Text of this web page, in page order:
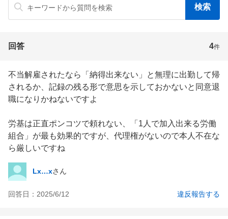
回答 4件
不当解雇されたなら「納得出来ない」と無理に出勤して帰
されるか、記録の残る形で意思を示しておかないと同意退
職になりかねないですよ
労基は正直ポンコツで頼れない、「1人で加入出来る労働
組合」が最も効果的ですが、代理権がないので本人不在な
ら厳しいですね
Lx…xさん
回答日： 2025/6/12 違反報告する